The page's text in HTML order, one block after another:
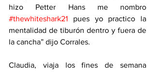
#thewhiteshark21 pues yo practico la
mentalidad de tiburón dentro y fuera de
la cancha” dijo Corrales.
Claudia, viaja los fines de semana